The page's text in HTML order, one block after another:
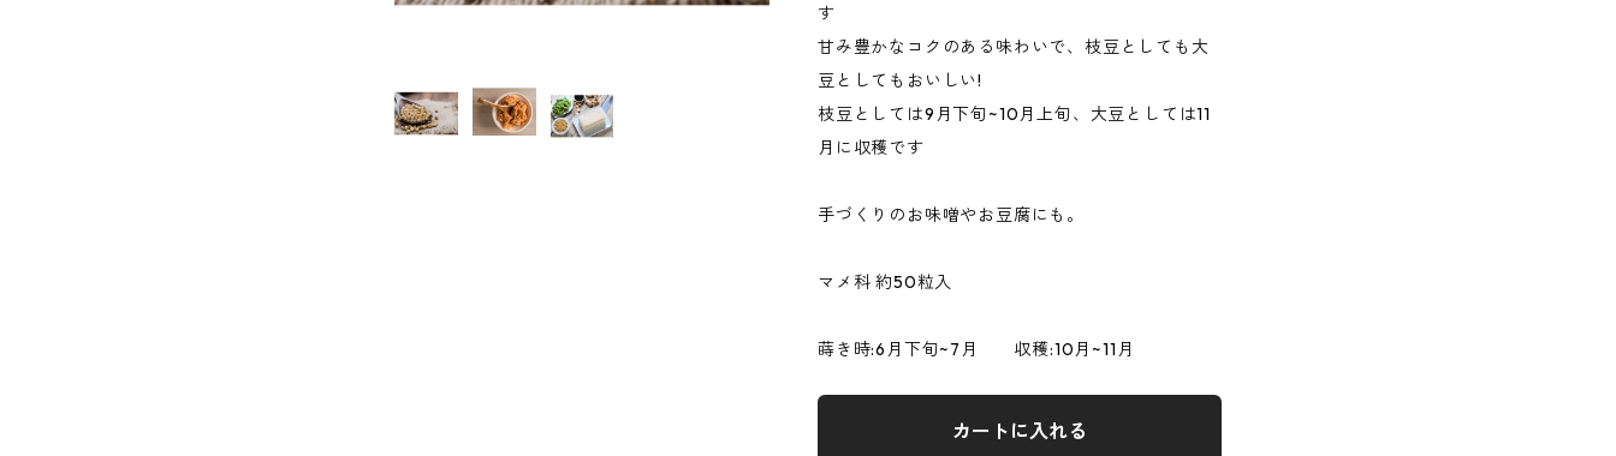
す
甘み豊かなコクのある味わいで、枝豆としても大
豆としてもおいしい!
枝豆としては9月下旬~10月上旬、大豆としては11
月に収穫です
手づくりのお味噌やお豆腐にも。
マメ科 約50粒入
蒔き時:6月下旬~7月 収穫:10月~11月
カートに入れる